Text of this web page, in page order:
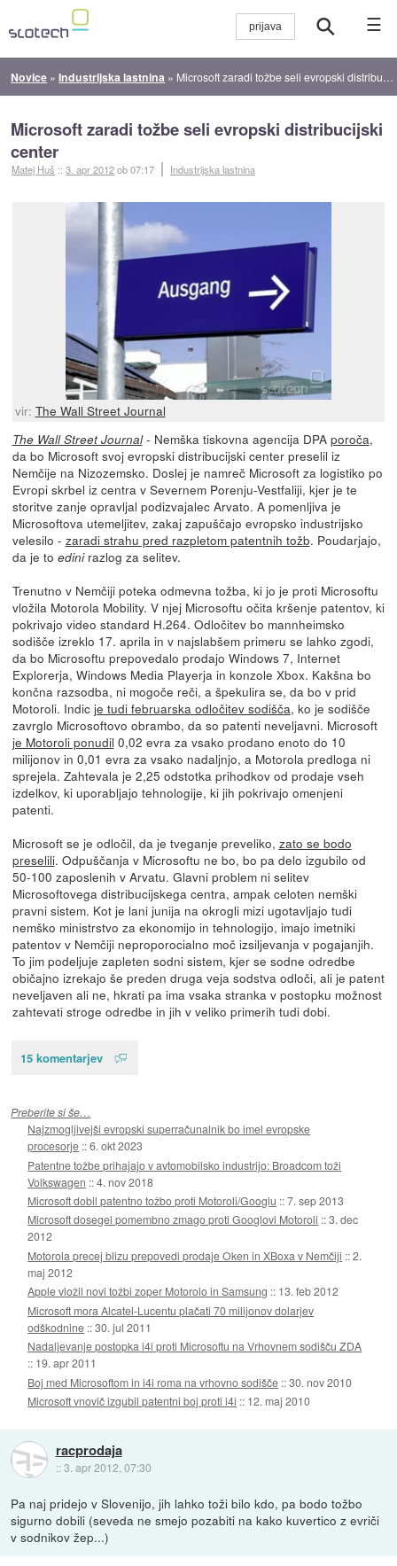
☰
Novice »Industrijska lastnina » Microsoft zaradi tožbe seli evropski distribucijski center
Microsoft zaradi tožbe seli evropski distribucijski
center
Matej Huš ::3. apr 2012ob 07:17 Industrijska lastnina
vir: The Wall Street Journal
The Wall Street Journal- Nemška tiskovna agencija DPA poroča,
da bo Microsoft svoj evropski distribucijski center preselil iz
Nemčije na Nizozemsko. Doslej je namreč Microsoft za logistiko po
Evropi skrbel iz centra v Severnem Porenju-Vestfaliji, kjer je te
storitve zanje opravljal podizvajalec Arvato. A pomenljiva je
Microsoftova utemeljitev, zakaj zapuščajo evropsko industrijsko
velesilo - zaradi strahu pred razpletom patentnih tožb. Poudarjajo,
da je to edinirazlog za selitev.
Trenutno v Nemčiji poteka odmevna tožba, ki jo je proti Microsoftu
vložila Motorola Mobility. V njej Microsoftu očita kršenje patentov, ki
pokrivajo video standard H.264. Odločitev bo mannheimsko
sodišče izreklo 17. aprila in v najslabšem primeru se lahko zgodi,
da bo Microsoftu prepovedalo prodajo Windows 7, Internet
Explorerja, Windows Media Playerja in konzole Xbox. Kakšna bo
končna razsodba, ni mogoče reči, a špekulira se, da bo v prid
Motoroli. Indic je tudi februarska odločitev sodišča, ko je sodišče
zavrglo Microsoftovo obrambo, da so patenti neveljavni. Microsoft
je Motoroli ponudil 0,02 evra za vsako prodano enoto do 10
milijonov in 0,01 evra za vsako nadaljnjo, a Motorola predloga ni
sprejela. Zahtevala je 2,25 odstotka prihodkov od prodaje vseh
izdelkov, ki uporabljajo tehnologije, ki jih pokrivajo omenjeni
patenti.
Microsoft se je odločil, da je tveganje preveliko, zato se bodo
preselili. Odpuščanja v Microsoftu ne bo, bo pa delo izgubilo od
50-100 zaposlenih v Arvatu. Glavni problem ni selitev
Microsoftovega distribucijskega centra, ampak celoten nemški
pravni sistem. Kot je lani junija na okrogli mizi ugotavljajo tudi
nemško ministrstvo za ekonomijo in tehnologijo, imajo imetniki
patentov v Nemčiji neproporocialno moč izsiljevanja v pogajanjih.
To jim podeljuje zapleten sodni sistem, kjer se sodne odredbe
običajno izrekajo še preden druga veja sodstva odloči, ali je patent
neveljaven ali ne, hkrati pa ima vsaka stranka v postopku možnost
zahtevati stroge odredbe in jih v veliko primerih tudi dobi.
15 komentarjev
Preberite si še…
Najzmogljivejši evropski superračunalnik bo imel evropske
procesorje ::6. okt 2023
Patentne tožbe prihajajo v avtomobilsko industrijo: Broadcom toži
Volkswagen ::4. nov 2018
Microsoft dobil patentno tožbo proti Motoroli/Googlu ::7. sep 2013
Microsoft dosegel pomembno zmago proti Googlovi Motoroli ::3. dec
2012
Motorola precej blizu prepovedi prodaje Oken in XBoxa v Nemčiji ::2.
maj 2012
Apple vložil novi tožbi zoper Motorolo in Samsung :: 13. feb 2012
Microsoft mora Alcatel-Lucentu plačati 70 milijonov dolarjev
odškodnine ::30. jul 2011
Nadaljevanje postopka i4i proti Microsoftu na Vrhovnem sodišču ZDA
:: 19. apr 2011
Boj med Microsoftom in i4i roma na vrhovno sodišče ::30. nov 2010
Microsoft vnovič izgubil patentni boj proti i4i :: 12. maj 2010
racprodaja
::3. apr 2012, 07:30
Pa naj pridejo v Slovenijo, jih lahko toži bilo kdo, pa bodo tožbo
sigurno dobili (seveda ne smejo pozabiti na kako kuvertico z evriči
v sodnikov žep...)